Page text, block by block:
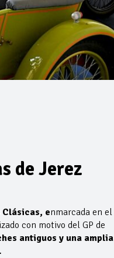
de Jerez
enmarcada en el
con motivo del GP de
antiguos y una amplia